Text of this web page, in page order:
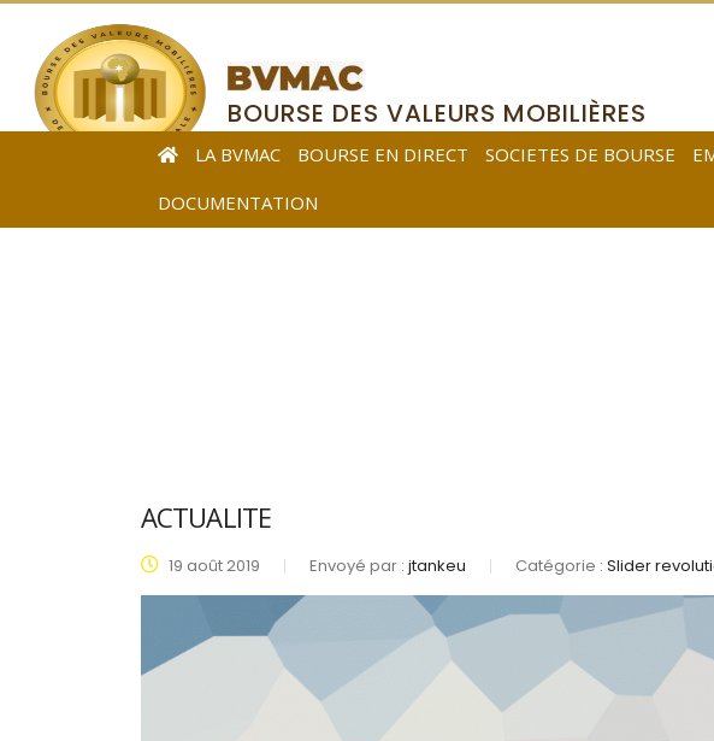
BOURSE DES VALEURS MOBILIÈRES
DE L’AFRIQUE CENTRALE
LA BVMAC BOURSE EN DIRECT SOCIETES DE BOURSE
DOCUMENTATION
ACTUALITE
19 août 2019 Envoyé par : jtankeu Catégorie : Slider